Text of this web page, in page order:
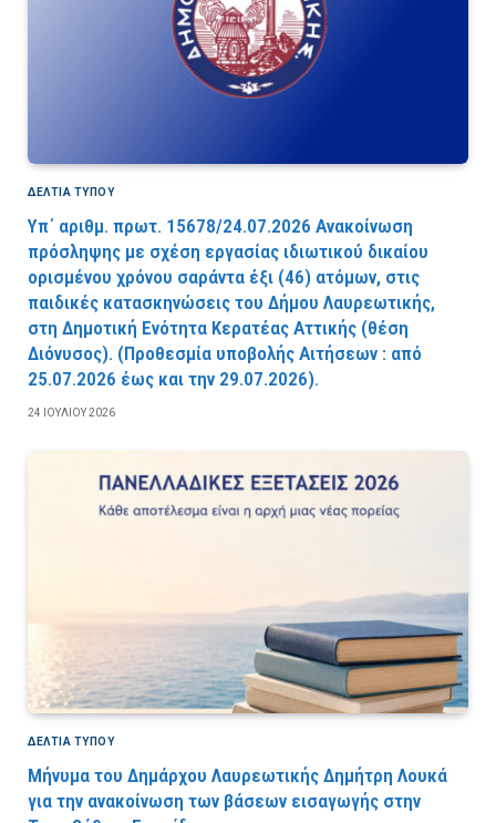
ΔΕΛΤΙΑ ΤΥΠΟΥ
Υπ΄ αριθμ. πρωτ. 15678/24.07.2026 Ανακοίνωση
πρόσληψης με σχέση εργασίας ιδιωτικού δικαίου
ορισμένου χρόνου σαράντα έξι (46) ατόμων, στις
παιδικές κατασκηνώσεις του Δήμου Λαυρεωτικής,
στη Δημοτική Ενότητα Κερατέας Αττικής (θέση
Διόνυσος). (Προθεσμία υποβολής Αιτήσεων : από
25.07.2026 έως και την 29.07.2026).
24 ΙΟΥΛΊΟΥ 2026
ΔΕΛΤΙΑ ΤΥΠΟΥ
Μήνυμα του Δημάρχου Λαυρεωτικής Δημήτρη Λουκά
για την ανακοίνωση των βάσεων εισαγωγής στην